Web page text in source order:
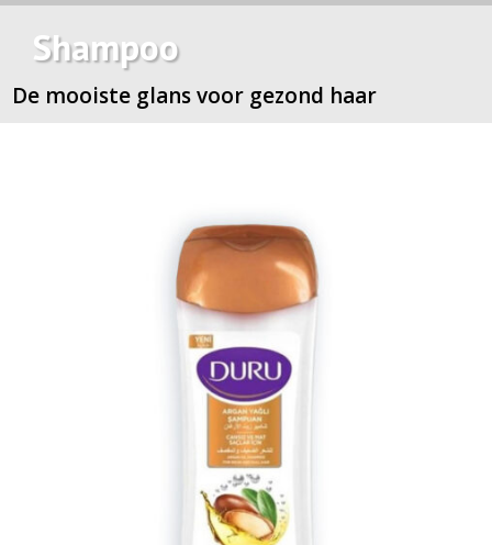
Shampoo
De mooiste glans voor gezond haar